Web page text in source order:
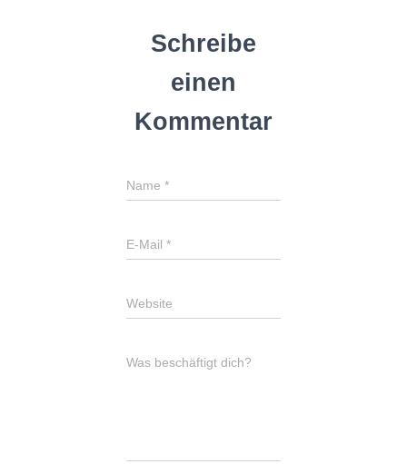
Schreibe
einen
Kommentar
Name *
E-Mail *
Website
Was beschäftigt dich?